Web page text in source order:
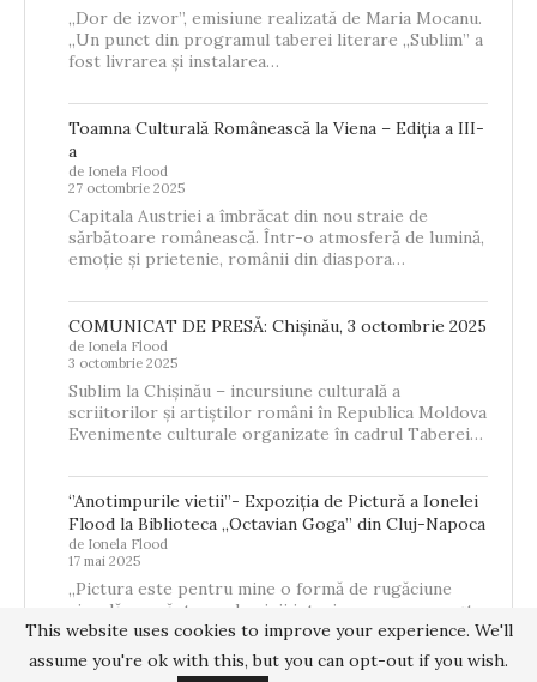
„Dor de izvor”, emisiune realizată de Maria Mocanu.
„Un punct din programul taberei literare „Sublim” a
fost livrarea și instalarea…
Toamna Culturală Românească la Viena – Ediția a III-
a
de Ionela Flood
27 octombrie 2025
Capitala Austriei a îmbrăcat din nou straie de
sărbătoare românească. Într-o atmosferă de lumină,
emoție și prietenie, românii din diaspora…
COMUNICAT DE PRESĂ: Chișinău, 3 octombrie 2025
de Ionela Flood
3 octombrie 2025
Sublim la Chișinău – incursiune culturală a
scriitorilor și artiștilor români în Republica Moldova
Evenimente culturale organizate în cadrul Taberei…
‘’Anotimpurile vietii’’- Expoziția de Pictură a Ionelei
Flood la Biblioteca „Octavian Goga” din Cluj-Napoca
de Ionela Flood
17 mai 2025
„Pictura este pentru mine o formă de rugăciune
vizuală – o căutare a luminii interioare care se naște
din memorie,…
This website uses cookies to improve your experience. We'll
assume you're ok with this, but you can opt-out if you wish.